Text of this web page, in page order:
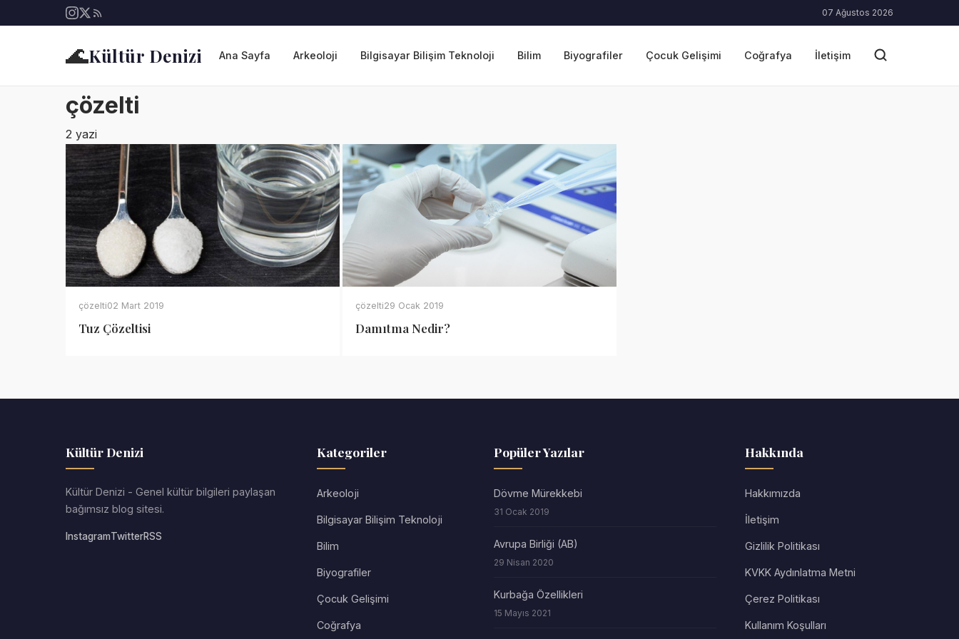
07 Ağustos 2026
🌊Kültür Denizi Ana Sayfa Arkeoloji Bilgisayar Bilişim Teknoloji Bilim Biyografiler Çocuk Gelişimi Coğrafya İletişim
çözelti
2 yazi
çözelti02 Mart 2019
Tuz Çözeltisi
çözelti29 Ocak 2019
Damıtma Nedir?
Kültür Denizi
Kültür Denizi - Genel kültür bilgileri paylaşan
bağımsız blog sitesi.
InstagramTwitterRSS
Kategoriler
Arkeoloji
Bilgisayar Bilişim Teknoloji
Bilim
Biyografiler
Çocuk Gelişimi
Coğrafya
Popüler Yazılar
Dövme Mürekkebi
31 Ocak 2019
Avrupa Birliği (AB)
29 Nisan 2020
Kurbağa Özellikleri
15 Mayıs 2021
Hakkında
Hakkımızda
İletişim
Gizlilik Politikası
KVKK Aydınlatma Metni
Çerez Politikası
Kullanım Koşulları